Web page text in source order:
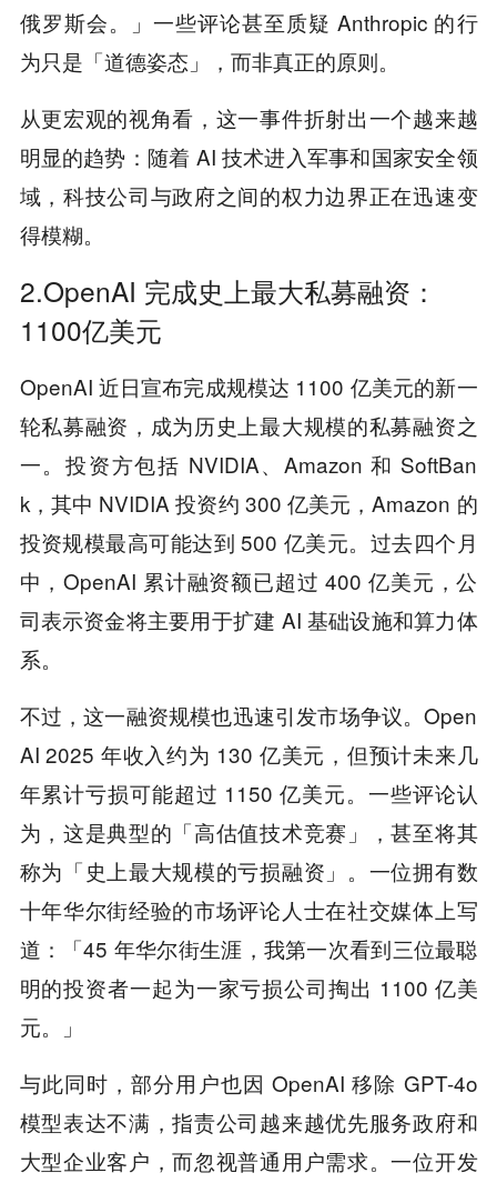
俄罗斯会。」一些评论甚至质疑 Anthropic 的行
为只是「道德姿态」，而非真正的原则。
从更宏观的视角看，这一事件折射出一个越来越
明显的趋势：随着 AI 技术进入军事和国家安全领
域，科技公司与政府之间的权力边界正在迅速变
得模糊。
2.OpenAI 完成史上最大私募融资：
1100亿美元
OpenAI 近日宣布完成规模达 1100 亿美元的新一
轮私募融资，成为历史上最大规模的私募融资之
一。投资方包括 NVIDIA、Amazon 和 SoftBan
k，其中 NVIDIA 投资约 300 亿美元，Amazon 的
投资规模最高可能达到 500 亿美元。过去四个月
中，OpenAI 累计融资额已超过 400 亿美元，公
司表示资金将主要用于扩建 AI 基础设施和算力体
系。
不过，这一融资规模也迅速引发市场争议。Open
AI 2025 年收入约为 130 亿美元，但预计未来几
年累计亏损可能超过 1150 亿美元。一些评论认
为，这是典型的「高估值技术竞赛」，甚至将其
称为「史上最大规模的亏损融资」。一位拥有数
十年华尔街经验的市场评论人士在社交媒体上写
道：「45 年华尔街生涯，我第一次看到三位最聪
明的投资者一起为一家亏损公司掏出 1100 亿美
元。」
与此同时，部分用户也因 OpenAI 移除 GPT-4o
模型表达不满，指责公司越来越优先服务政府和
大型企业客户，而忽视普通用户需求。一位开发